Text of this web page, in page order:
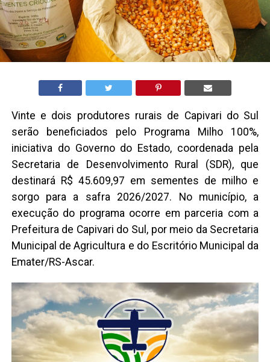
Vinte e dois produtores rurais de Capivari do Sul
serão beneficiados pelo Programa Milho 100%,
iniciativa do Governo do Estado, coordenada pela
Secretaria de Desenvolvimento Rural (SDR), que
destinará R$ 45.609,97 em sementes de milho e
sorgo para a safra 2026/2027. No município, a
execução do programa ocorre em parceria com a
Prefeitura de Capivari do Sul, por meio da Secretaria
Municipal de Agricultura e do Escritório Municipal da
Emater/RS-Ascar.